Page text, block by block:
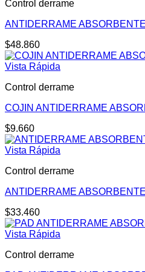
Control derrame
ANTIDERRAME
$48.860
Vista Rápida
Control derrame
COJIN ANTIDERRAME
$9.660
Vista Rápida
Control derrame
ANTIDERRAME
$33.460
Vista Rápida
Control derrame